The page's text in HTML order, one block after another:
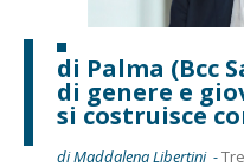
di Palma (Bcc
di genere e
si costruisce
di Maddalena Libertini -